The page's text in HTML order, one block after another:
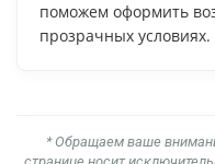
поможем оформить
прозрачных условиях.
* Обращаем ваше